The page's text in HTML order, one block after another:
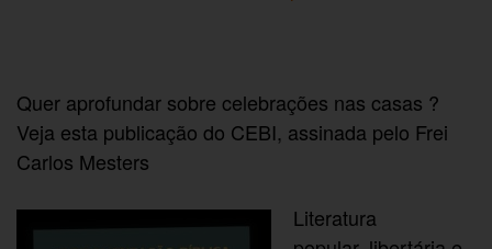
Quer aprofundar sobre celebrações nas casas ?
Veja esta publicação do CEBI, assinada pelo Frei
Carlos Mesters
Literatura